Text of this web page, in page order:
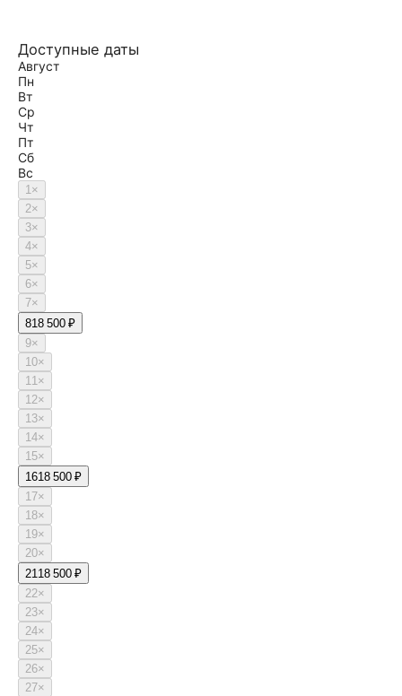
Доступные даты
Август
Пн
Вт
Ср
Чт
Пт
Сб
Вс
1×
2×
3×
4×
5×
6×
7×
818 500 ₽
9×
10×
11×
12×
13×
14×
15×
1618 500 ₽
17×
18×
19×
20×
2118 500 ₽
22×
23×
24×
25×
26×
27×